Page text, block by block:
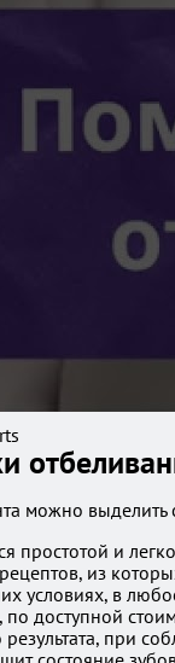
можно выделить
простотой и
из
условиях, в
доступной
при